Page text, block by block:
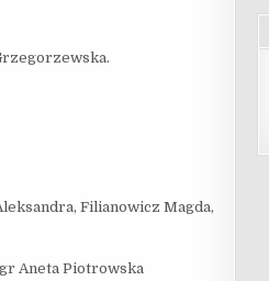
Filianowicz Magda,
Aneta Piotrowska